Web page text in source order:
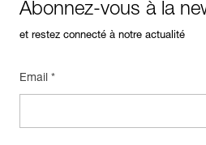
Abonnez-vous à la
et restez connecté à notre actualité
Email *